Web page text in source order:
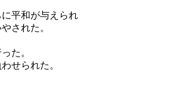
平和が与えられ
された。
た。
せられた。